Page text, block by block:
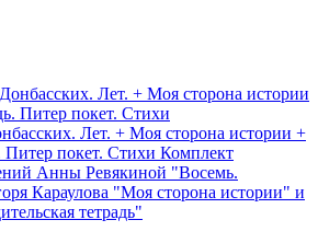
Лет. + Моя сторона истории +
Питер покет. Стихи Комплект
Анны Ревякиной "Восемь.
Караулова "Моя сторона истории" и
тетрадь"